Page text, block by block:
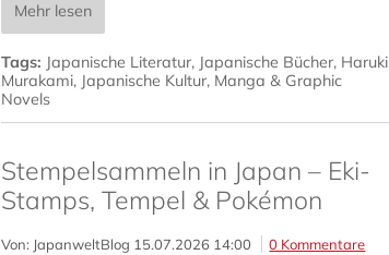
Mehr lesen
Tags: Japanische Literatur, Japanische Bücher, Haruki
Murakami, Japanische Kultur, Manga & Graphic
Novels
Stempelsammeln in Japan – Eki-
Stamps, Tempel & Pokémon
Von: JapanweltBlog 15.07.2026 14:00 0 Kommentare